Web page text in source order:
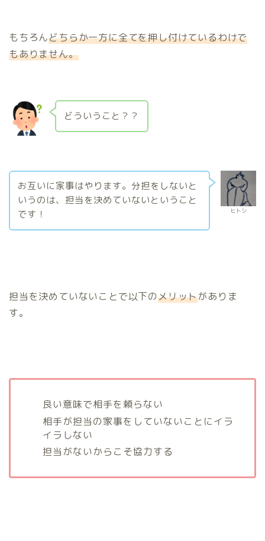
もちろんどちらか一方に全てを押し付けているわけで
もありません。
どういうこと？？
ヒトシ
お互いに家事はやります。分担をしないと
いうのは、担当を決めていないということ
です！
担当を決めていないことで以下のメリットがありま
す。
良い意味で相手を頼らない
相手が担当の家事をしていないことにイラ
イラしない
担当がないからこそ協力する